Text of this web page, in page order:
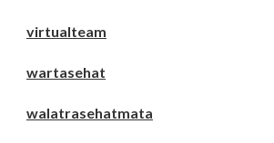
virtualteam
wartasehat
walatrasehatmata